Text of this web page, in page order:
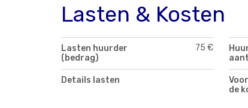
Lasten & Kosten
Lasten huurder
(bedrag)
75 €
Details lasten
de